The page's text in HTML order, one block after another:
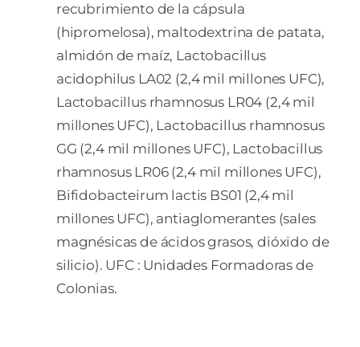
recubrimiento de la cápsula
(hipromelosa), maltodextrina de patata,
almidón de maíz, Lactobacillus
acidophilus LA02 (2,4 mil millones UFC),
Lactobacillus rhamnosus LR04 (2,4 mil
millones UFC), Lactobacillus rhamnosus
GG (2,4 mil millones UFC), Lactobacillus
rhamnosus LR06 (2,4 mil millones UFC),
Bifidobacteirum lactis BS01 (2,4 mil
millones UFC), antiaglomerantes (sales
magnésicas de ácidos grasos, dióxido de
silicio). UFC : Unidades Formadoras de
Colonias.